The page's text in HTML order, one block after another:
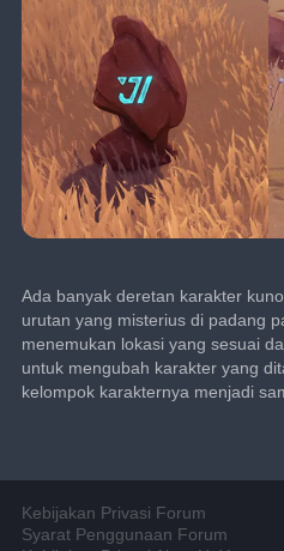
Ada banyak deretan karakter
urutan yang misterius di padang
menemukan lokasi yang sesuai
untuk mengubah karakter yang
kelompok karakternya menjadi
Kebijakan Privasi Forum
Syarat Penggunaan Forum